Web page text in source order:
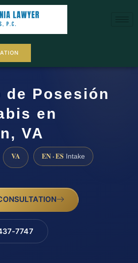
de Posesión
en
VA
VA EN · ES Intake
7747